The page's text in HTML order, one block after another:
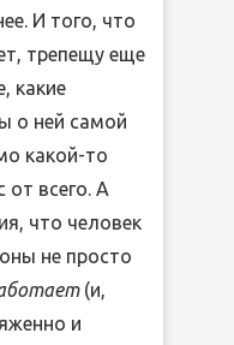
И того, что
трепещу еще
какие
о ней самой
какой-то
от всего. А
что человек
не просто
(и,
и